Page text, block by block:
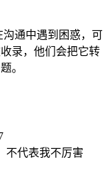
沟通中遇到困惑，可
录，他们会把它转
。
不代表我不厉害